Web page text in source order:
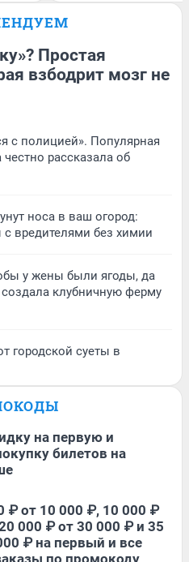
Простая
взбодрит мозг не
с полицией». Популярная
рассказала об
носа в ваш огород:
вредителями без химии
у жены были ягоды, да
клубничную ферму
городской суеты в
на первую и
билетов на
₽ от 10 000 ₽, 10 000 ₽
000 ₽ от 30 000 ₽ и 35
₽ на первый и все
по промокоду